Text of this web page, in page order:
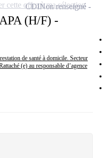
(H/F) -
de santé à domicile. Secteur
(e) au responsable d’agence
CDINon renseigné
cette offre à ma sélection